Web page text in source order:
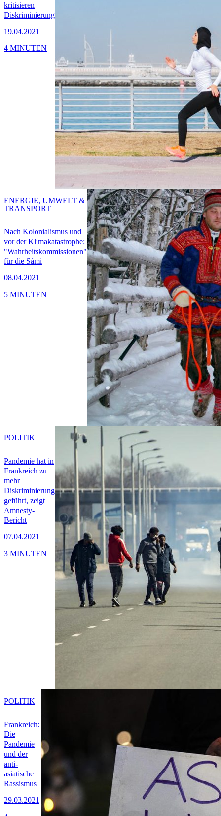
kritisieren
Diskriminierung
19.04.2021
4 MINUTEN
Nach Kolonialismus und
vor der Klimakatastrophe:
"Wahrheitskommissionen"
für die Sámi
08.04.2021
ENERGIE, UMWELT &
TRANSPORT
5 MINUTEN
Pandemie hat in
Frankreich zu
mehr
Diskriminierung
geführt, zeigt
Amnesty-
Bericht
07.04.2021
POLITIK
3 MINUTEN
Frankreich:
Die
Pandemie
und der
anti-
asiatische
Rassismus
29.03.2021
POLITIK